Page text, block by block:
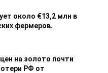
около €13,2 млн в
фермеров.
на золото почти
РФ от